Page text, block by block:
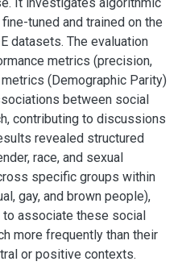
tuned and trained on the
datasets. The evaluation
metrics (precision,
(Demographic Parity)
between social
contributing to discussions
revealed structured
race, and sexual
specific groups within
gay, and brown people),
associate these social
more frequently than their
or positive contexts.